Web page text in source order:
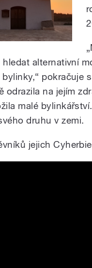
„
hledat alternativní
bylinky,“ pokračuje
odrazila na jejím
malé
druhu v zemi.
jejich